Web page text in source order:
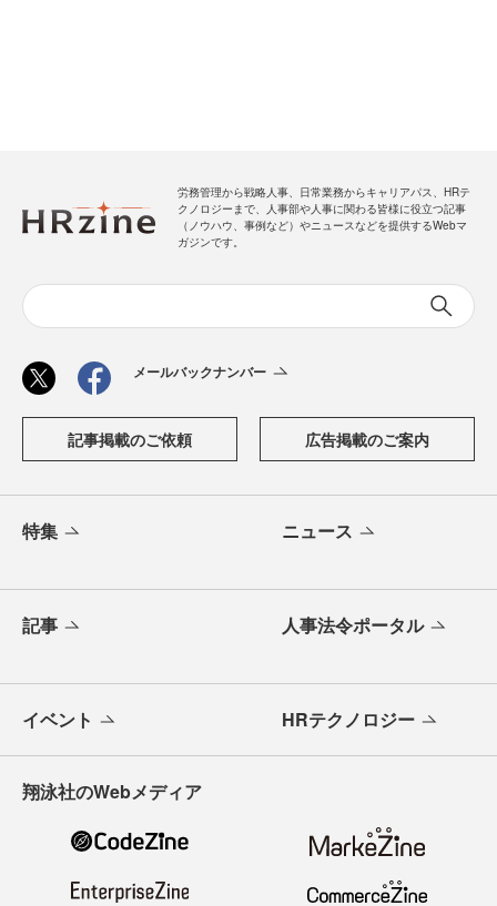
労務管理から戦略人事、日常業務からキャリアパス、HRテ
クノロジーまで、人事部や人事に関わる皆様に役立つ記事
（ノウハウ、事例など）やニュースなどを提供するWebマ
ガジンです。
メールバックナンバー
記事掲載のご依頼 広告掲載のご案内
特集 ニュース
記事 人事法令ポータル
イベント HRテクノロジー
翔泳社のWebメディア